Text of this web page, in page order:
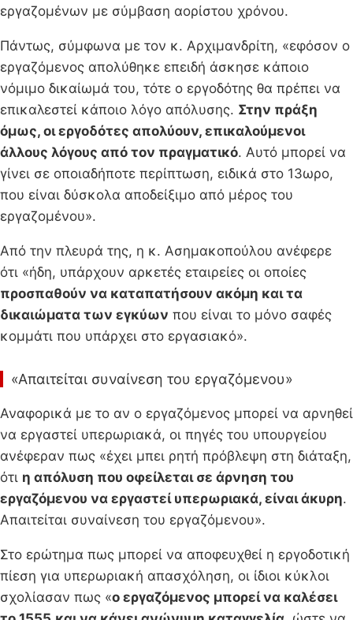
εργαζομένων με σύμβαση αορίστου χρόνου.
Πάντως, σύμφωνα με τον κ. Αρχιμανδρίτη, «εφόσον ο
εργαζόμενος απολύθηκε επειδή άσκησε κάποιο
νόμιμο δικαίωμά του, τότε ο εργοδότης θα πρέπει να
επικαλεστεί κάποιο λόγο απόλυσης. Στην πράξη
όμως, οι εργοδότες απολύουν, επικαλούμενοι
άλλους λόγους από τον πραγματικό. Αυτό μπορεί να
γίνει σε οποιαδήποτε περίπτωση, ειδικά στο 13ωρο,
που είναι δύσκολα αποδείξιμο από μέρος του
εργαζομένου».
Από την πλευρά της, η κ. Ασημακοπούλου ανέφερε
ότι «ήδη, υπάρχουν αρκετές εταιρείες οι οποίες
προσπαθούν να καταπατήσουν ακόμη και τα
δικαιώματα των εγκύων που είναι το μόνο σαφές
κομμάτι που υπάρχει στο εργασιακό».
«Απαιτείται συναίνεση του εργαζόμενου»
Αναφορικά με το αν ο εργαζόμενος μπορεί να αρνηθεί
να εργαστεί υπερωριακά, οι πηγές του υπουργείου
ανέφεραν πως «έχει μπει ρητή πρόβλεψη στη διάταξη,
ότι η απόλυση που οφείλεται σε άρνηση του
εργαζόμενου να εργαστεί υπερωριακά, είναι άκυρη.
Απαιτείται συναίνεση του εργαζόμενου».
Στο ερώτημα πως μπορεί να αποφευχθεί η εργοδοτική
πίεση για υπερωριακή απασχόληση, οι ίδιοι κύκλοι
σχολίασαν πως «ο εργαζόμενος μπορεί να καλέσει